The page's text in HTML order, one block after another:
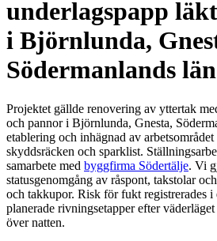
underlagspapp
i Björnlunda,
Södermanlands län
Projektet gällde renovering av yttertak
och pannor i Björnlunda, Gnesta,
etablering och inhägnad av
skyddsräcken och sparklist.
samarbete med byggfirma Södertälje. Vi
statusgenomgång av råspont, takstolar
och takkupor. Risk för fukt registrerades
planerade rivningsetapper efter
över natten.